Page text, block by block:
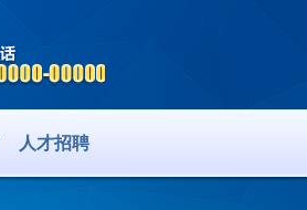
人才招聘